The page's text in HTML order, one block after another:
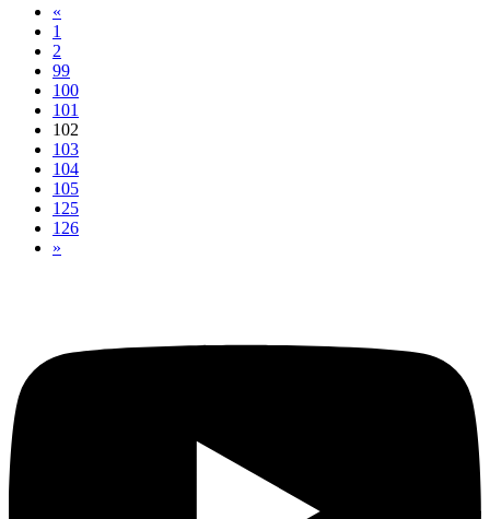
«
1
2
99
100
101
102
103
104
105
125
126
»